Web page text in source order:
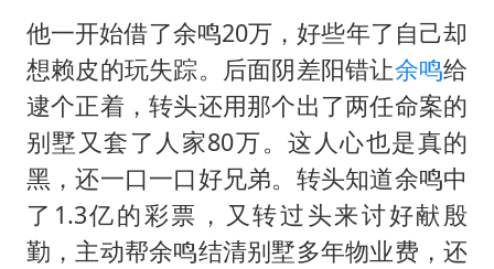
他一开始借了余鸣20万，好些年了自己却
想赖皮的玩失踪。后面阴差阳错让余鸣给
逮个正着，转头还用那个出了两任命案的
别墅又套了人家80万。这人心也是真的
黑，还一口一口好兄弟。转头知道余鸣中
了1.3亿的彩票，又转过头来讨好献殷
勤，主动帮余鸣结清别墅多年物业费，还